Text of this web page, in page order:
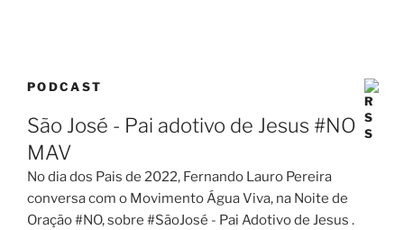
PODCAST
São José - Pai adotivo de Jesus #NO
MAV
No dia dos Pais de 2022, Fernando Lauro Pereira
conversa com o Movimento Água Viva, na Noite de
Oração #NO, sobre #SãoJosé - Pai Adotivo de Jesus .